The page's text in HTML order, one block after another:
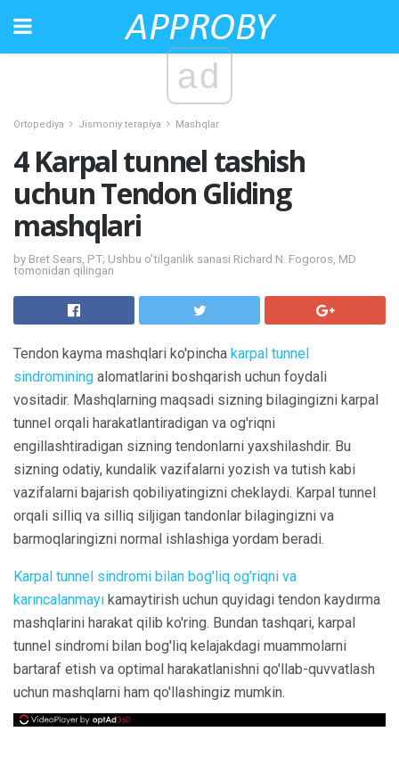
ad
Ortopediya Jismoniy terapiya Mashqlar
4 Karpal tunnel tashish
uchun Tendon Gliding
mashqlari
by Bret Sears, PT; Ushbu o'tilganlik sanasi Richard N. Fogoros, MD
tomonidan qilingan
Tendon kayma mashqlari ko'pincha karpal tunnel
sindromining alomatlarini boshqarish uchun foydali
vositadir. Mashqlarning maqsadi sizning bilagingizni karpal
tunnel orqali harakatlantiradigan va og'riqni
engillashtiradigan sizning tendonlarni yaxshilashdir. Bu
sizning odatiy, kundalik vazifalarni yozish va tutish kabi
vazifalarni bajarish qobiliyatingizni cheklaydi. Karpal tunnel
orqali silliq va silliq siljigan tandonlar bilagingizni va
barmoqlaringizni normal ishlashiga yordam beradi.
Karpal tunnel sindromi bilan bog'liq og'riqni va
karıncalanmayı kamaytirish uchun quyidagi tendon kaydırma
mashqlarini harakat qilib ko'ring. Bundan tashqari, karpal
tunnel sindromi bilan bog'liq kelajakdagi muammolarni
bartaraf etish va optimal harakatlanishni qo'llab-quvvatlash
uchun mashqlarni ham qo'llashingiz mumkin.